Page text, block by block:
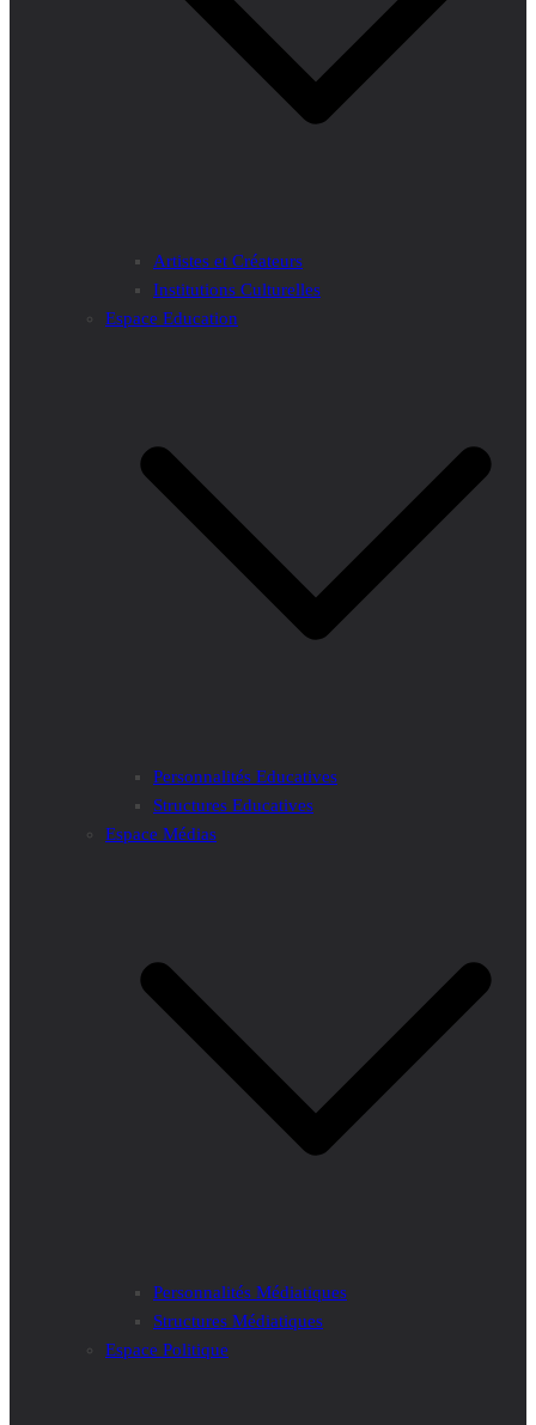
Artistes et Créateurs
Institutions Culturelles
Espace Education
Personnalités Educatives
Structures Educatives
Espace Médias
Personnalités Médiatiques
Structures Médiatiques
Espace Politique